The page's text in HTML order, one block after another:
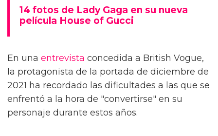
14 fotos de Lady Gaga en su nueva
película House of Gucci
En una entrevista concedida a British Vogue,
la protagonista de la portada de diciembre de
2021 ha recordado las dificultades a las que se
enfrentó a la hora de "convertirse" en su
personaje durante estos años.